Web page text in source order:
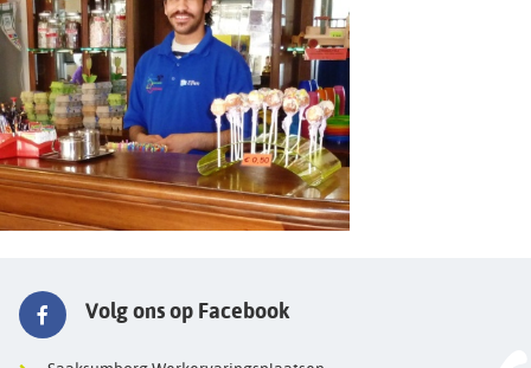
Volg ons op Facebook